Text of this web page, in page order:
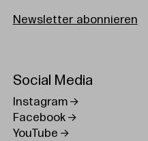
Newsletter abonnieren
Social Media
Instagram
Facebook
YouTube